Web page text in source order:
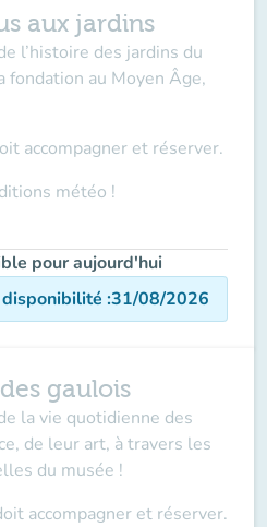
aux jardins
l’histoire des jardins du
fondation au Moyen Âge,
accompagner et réserver.
météo !
pour aujourd'hui
:31/08/2026
gaulois
la vie quotidienne des
de leur art, à travers les
du musée !
accompagner et réserver.